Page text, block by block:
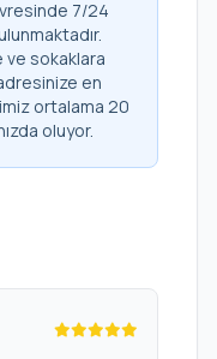
7/24
ve sokaklara
en
ortalama 20
oluyor.